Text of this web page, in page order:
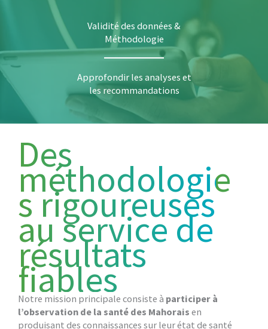
Validité des données &
Méthodologie
Approfondir les analyses et
les recommandations
Des
méthodologie
s rigoureuses
au service de
résultats
fiables
Notre mission principale consiste à participer à
l’observation de la santé des Mahorais en
produisant des connaissances sur leur état de santé